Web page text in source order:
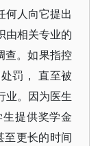
何人向它提出
由相关专业的
查。如果指控
罚， 直至被
业。因为医生
提供奖学金
至更长的时间